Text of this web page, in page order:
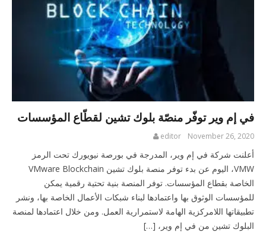
في إم وير توفّر منصّة بلوك تشين لقطّاع المؤسسات
November 26, 2020
editor
أعلنت شركة في إم وير، المدرجة في بورصة نيويورك تحت الرمز
VMW، اليوم عن بدء توفر منصة بلوك تشين VMware Blockchain
الخاصة بقطاع المؤسسات. توفر المنصة بنية تحتية رقمية يمكن
للمؤسسات الوثوق بها واعتمادها لبناء شبكات الأعمال الخاصة بها، ونشر
تطبيقاتها اللامركزية الهامة لاستمرارية العمل. ومن خلال اعتمادها لمنصة
البلوك تشين من في إم وير، […]